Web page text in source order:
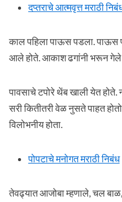
दप्तराचे आत्मवृत्त मराठी
काल पहिला पाऊस पडला. पाऊस
आले होते. आकाश ढगांनी भरून गेले
पावसाचे टपोरे थेंब खाली येत होते.
सरी कितीतरी वेळ नुसते पाहत
विलोभनीय होता.
पोपटाचे मनोगत मराठी निबंध
तेवढ्यात आजोबा म्हणाले, चल